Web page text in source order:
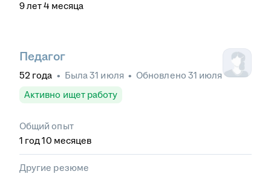
9лет 4 месяца
Педагог
52 года • Была31 июля • Обновлено 31 июля
Активно ищет работу
Общий опыт
1 год 10 месяцев
Другие резюме